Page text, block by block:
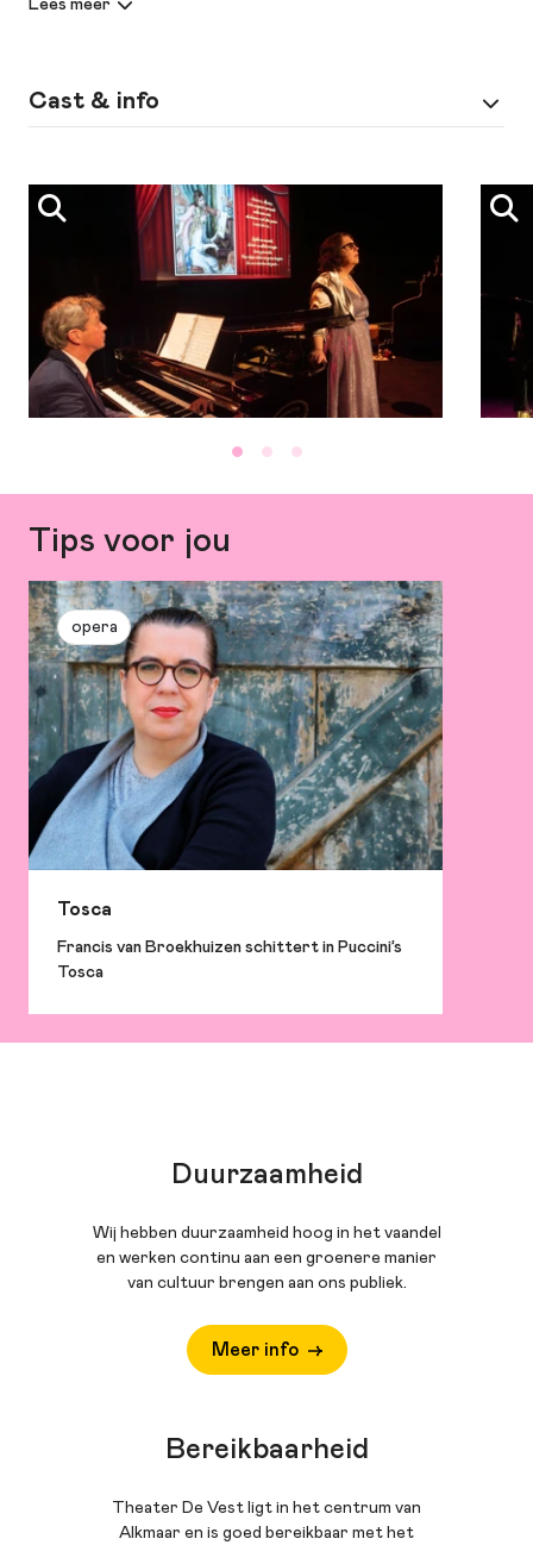
schandalen uit de operawereld. Wat gebeurt er allemaal
‘Schandalig mooie opera!’ wordt een leerzame en gezellige
Cast & info
Tips voor jou
opera
Tosca
Francis van Broekhuizen schittert in Puccini’s
Tosca
Duurzaamheid
Wij hebben duurzaamheid hoog in het vaandel
en werken continu aan een groenere manier
van cultuur brengen aan ons publiek.
Meer info
Bereikbaarheid
Theater De Vest ligt in het centrum van
Alkmaar en is goed bereikbaar met het